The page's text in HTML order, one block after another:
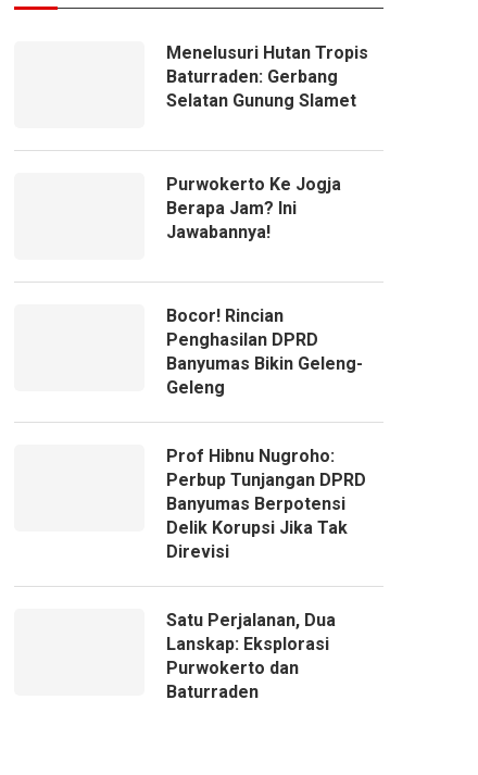
Menelusuri Hutan Tropis
Baturraden: Gerbang
Selatan Gunung Slamet
Purwokerto Ke Jogja
Berapa Jam? Ini
Jawabannya!
Bocor! Rincian
Penghasilan DPRD
Banyumas Bikin Geleng-
Geleng
Prof Hibnu Nugroho:
Perbup Tunjangan DPRD
Banyumas Berpotensi
Delik Korupsi Jika Tak
Direvisi
Satu Perjalanan, Dua
Lanskap: Eksplorasi
Purwokerto dan
Baturraden